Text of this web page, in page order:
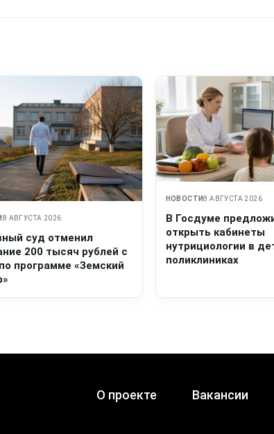
8 АВГУСТА 2026
суд отменил
200 тысяч рублей с
программе «Земский
НОВОСТИ8 АВГУСТА 2026
В Госдуме
открыть кабинеты
нутрициологии в
поликлиниках
О проекте Вакансии